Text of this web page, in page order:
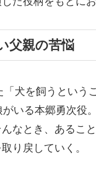
父親の苦悩
犬を飼うという
いる本郷勇次役
なとき、あるこ
り戻していく。